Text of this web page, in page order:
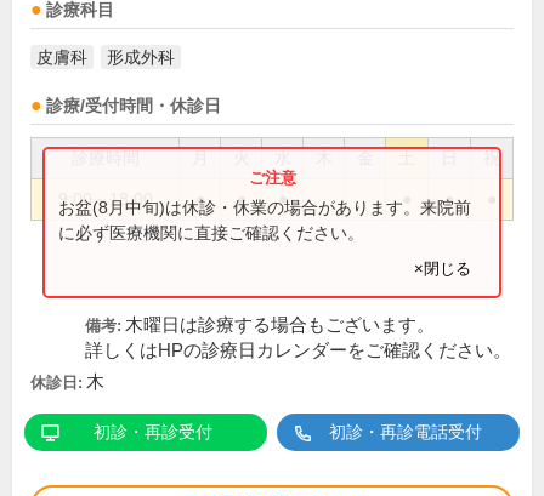
診療科目
皮膚科 形成外科
診療/受付時間・休診日
祝
9:00～18:00 ● ● ● ●
お盆(8月中旬)は休診・休業の場合があります。来院前
に必ず医療機関に直接ご確認ください。
×閉じる
備考: 木曜日は診療する場合もございます。
詳しくはHPの診療日カレンダーをご確認ください。
休診日: 木
初診・再診受付 初診・再診電話受付